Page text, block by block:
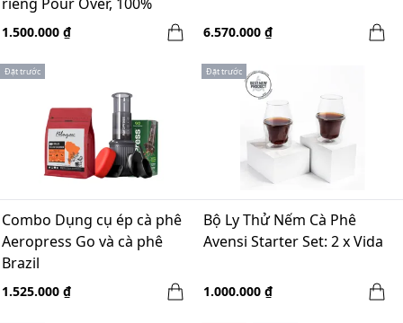
Arabica - Heirloom
1.500.000 ₫ 6.570.000 ₫
Đặt trước
Combo Dụng cụ ép cà phê
Aeropress Go và cà phê
Brazil
1.525.000 ₫
Đặt trước
Bộ Ly Thử Nếm Cà Phê
Avensi Starter Set: 2 x Vida
1.000.000 ₫